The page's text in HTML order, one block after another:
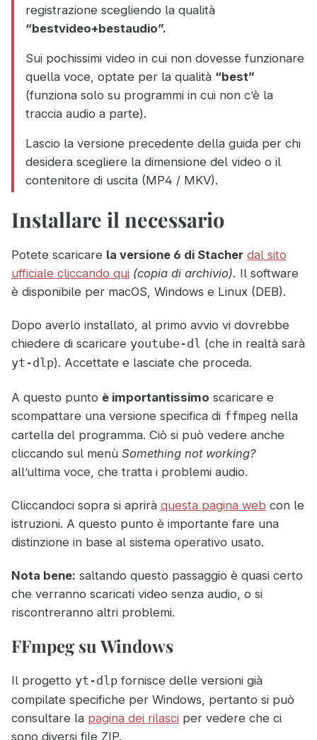
registrazione scegliendo la qualità
“bestvideo+bestaudio”.
Sui pochissimi video in cui non dovesse funzionare
quella voce, optate per la qualità “best”
(funziona solo su programmi in cui non c’è la
traccia audio a parte).
Lascio la versione precedente della guida per chi
desidera scegliere la dimensione del video o il
contenitore di uscita (MP4 / MKV).
Installare il necessario
Potete scaricare la versione 6 di Stacher dal sito
ufficiale cliccando qui (copia di archivio). Il software
è disponibile per macOS, Windows e Linux (DEB).
Dopo averlo installato, al primo avvio vi dovrebbe
chiedere di scaricare youtube-dl (che in realtà sarà
yt-dlp). Accettate e lasciate che proceda.
A questo punto è importantissimo scaricare e
scompattare una versione specifica di ffmpeg nella
cartella del programma. Ciò si può vedere anche
cliccando sul menù Something not working?
all’ultima voce, che tratta i problemi audio.
Cliccandoci sopra si aprirà questa pagina web con le
istruzioni. A questo punto è importante fare una
distinzione in base al sistema operativo usato.
Nota bene: saltando questo passaggio è quasi certo
che verranno scaricati video senza audio, o si
riscontreranno altri problemi.
FFmpeg su Windows
Il progetto yt-dlp fornisce delle versioni già
compilate specifiche per Windows, pertanto si può
consultare la pagina dei rilasci per vedere che ci
sono diversi file ZIP.